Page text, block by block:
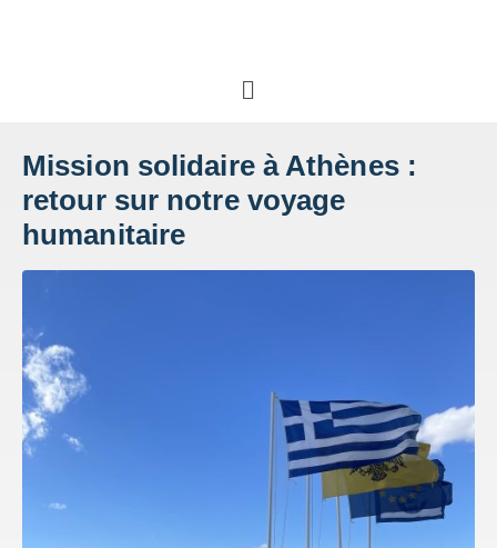
Mission solidaire à Athènes :
retour sur notre voyage
humanitaire